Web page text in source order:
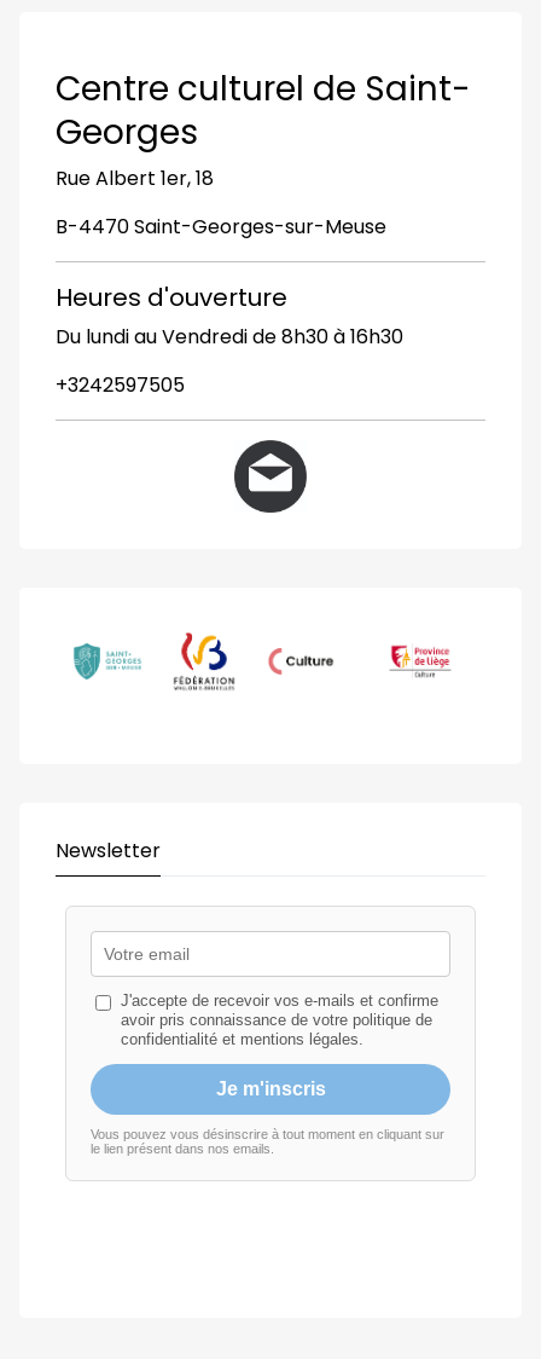
Centre culturel de Saint-
Georges
Rue Albert 1er, 18
B-4470 Saint-Georges-sur-Meuse
Heures d'ouverture
Du lundi au Vendredi de 8h30 à 16h30
+3242597505
Newsletter